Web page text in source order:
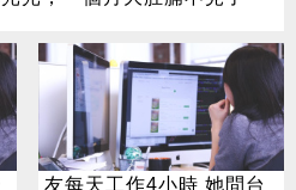
友每天工作4小時 她問台